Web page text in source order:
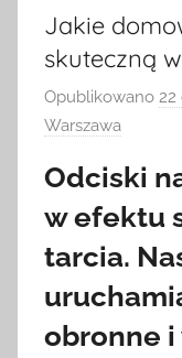
Jakie
skuteczną
Opublikowano 22
Warszawa
Odciski
w efektu
tarcia.
obronne